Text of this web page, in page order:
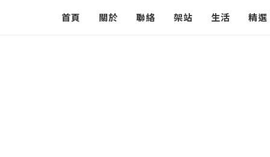
首頁 關於 聯絡 架站 生活 精選